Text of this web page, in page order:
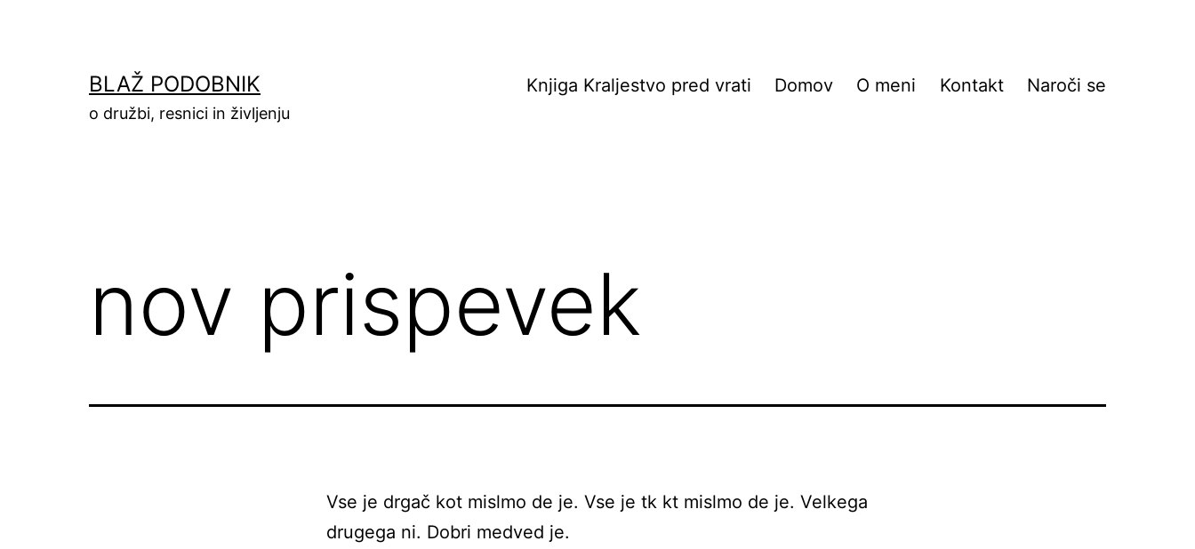
BLAŽ PODOBNIK
o družbi, resnici in življenju
Knjiga Kraljestvo pred vrati Domov O meni Kontakt Naroči se
nov prispevek
Vse je drgač kot mislmo de je. Vse je tk kt mislmo de je. Velkega
drugega ni. Dobri medved je.